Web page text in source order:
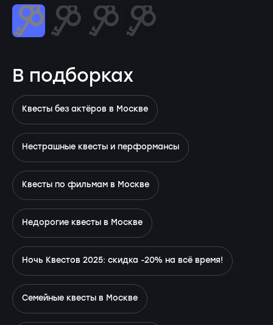
В подборках
Квесты без актёров в Москве
Нестрашные квесты и перформансы
Квесты по фильмам в Москве
Недорогие квесты в Москве
Ночь Квестов 2025: скидка -20% на всё время!
Семейные квесты в Москве